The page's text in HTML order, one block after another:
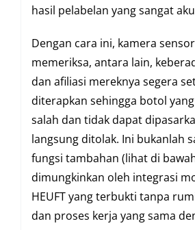
hasil pelabelan yang sangat
Dengan cara ini, kamera
memeriksa, antara lain,
dan afiliasi mereknya segera
diterapkan sehingga botol
salah dan tidak dapat
langsung ditolak. Ini bukanlah
fungsi tambahan (lihat di
dimungkinkan oleh integrasi
HEUFT yang terbukti tanpa
dan proses kerja yang sama